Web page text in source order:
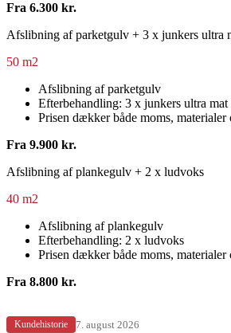
Fra 6.300 kr.
Afslibning af parketgulv + 3 x junkers ultra
50 m2
Afslibning af parketgulv
Efterbehandling: 3 x junkers ultra mat
Prisen dækker både moms, materialer
Fra 9.900 kr.
Afslibning af plankegulv + 2 x ludvoks
40 m2
Afslibning af plankegulv
Efterbehandling: 2 x ludvoks
Prisen dækker både moms, materialer
Fra 8.800 kr.
Kundehistorie 7. august 2026